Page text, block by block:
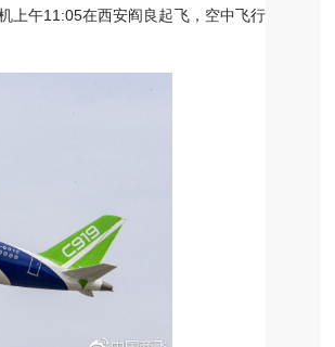
上午11:05在西安阎良起飞，空中飞行